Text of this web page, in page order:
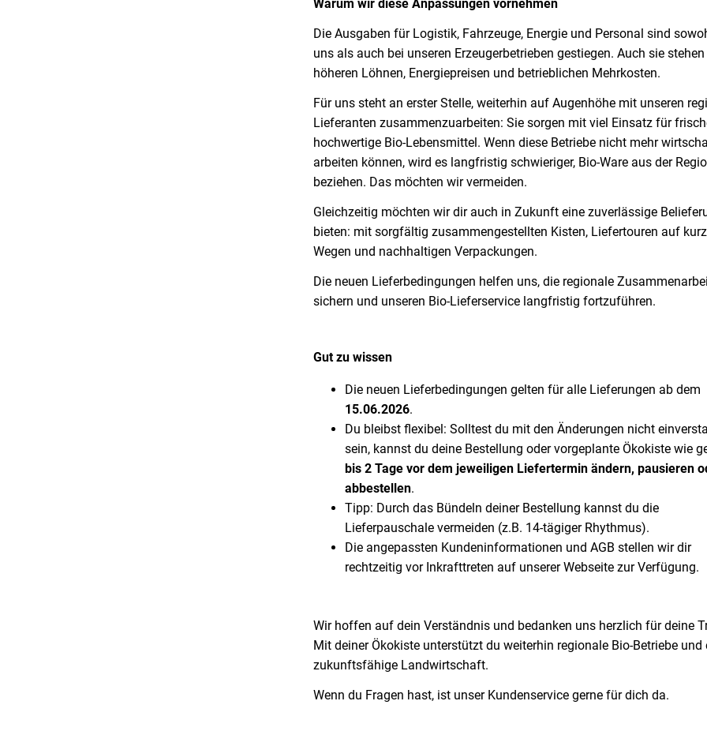
Warum wir diese Anpassungen vornehmen
Die Ausgaben für Logistik, Fahrzeuge, Energie und Personal sind
uns als auch bei unseren Erzeugerbetrieben gestiegen. Auch sie
höheren Löhnen, Energiepreisen und betrieblichen Mehrkosten.
Für uns steht an erster Stelle, weiterhin auf Augenhöhe mit unseren
Lieferanten zusammenzuarbeiten: Sie sorgen mit viel Einsatz für
hochwertige Bio-Lebensmittel. Wenn diese Betriebe nicht mehr
arbeiten können, wird es langfristig schwieriger, Bio-Ware aus der
beziehen. Das möchten wir vermeiden.
Gleichzeitig möchten wir dir auch in Zukunft eine zuverlässige
bieten: mit sorgfältig zusammengestellten Kisten, Liefertouren auf
Wegen und nachhaltigen Verpackungen.
Die neuen Lieferbedingungen helfen uns, die regionale
sichern und unseren Bio-Lieferservice langfristig fortzuführen.
Gut zu wissen
Die neuen Lieferbedingungen gelten für alle Lieferungen ab dem
15.06.2026.
Du bleibst flexibel: Solltest du mit den Änderungen nicht
sein, kannst du deine Bestellung oder vorgeplante Ökokiste wie
bis 2 Tage vor dem jeweiligen Liefertermin ändern, pausieren
abbestellen.
Tipp: Durch das Bündeln deiner Bestellung kannst du die
Lieferpauschale vermeiden (z.B. 14-tägiger Rhythmus).
Die angepassten Kundeninformationen und AGB stellen wir dir
rechtzeitig vor Inkrafttreten auf unserer Webseite zur Verfügung.
Wir hoffen auf dein Verständnis und bedanken uns herzlich für deine
Mit deiner Ökokiste unterstützt du weiterhin regionale Bio-Betriebe und
zukunftsfähige Landwirtschaft.
Wenn du Fragen hast, ist unser Kundenservice gerne für dich da.